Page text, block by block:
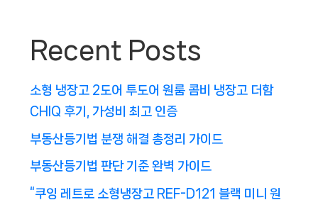
Recent Posts
소형 냉장고 2도어 투도어 원룸 콤비 냉장고 더함
CHIQ 후기, 가성비 최고 인증
부동산등기법 분쟁 해결 총정리 가이드
부동산등기법 판단 기준 완벽 가이드
“쿠잉 레트로 소형냉장고 REF-D121 블랙 미니 원